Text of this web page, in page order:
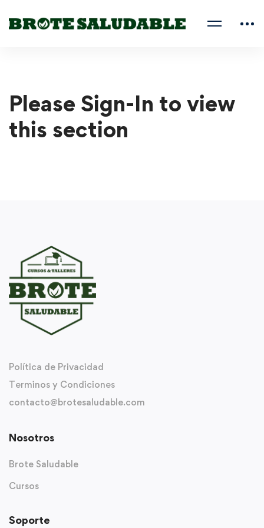
Please Sign-In to view
this section
Política de Privacidad
Terminos y Condiciones
contacto@brotesaludable.com
Nosotros
Brote Saludable
Cursos
Soporte